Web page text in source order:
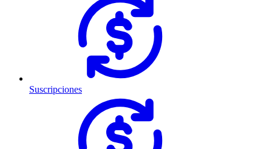
Suscripciones